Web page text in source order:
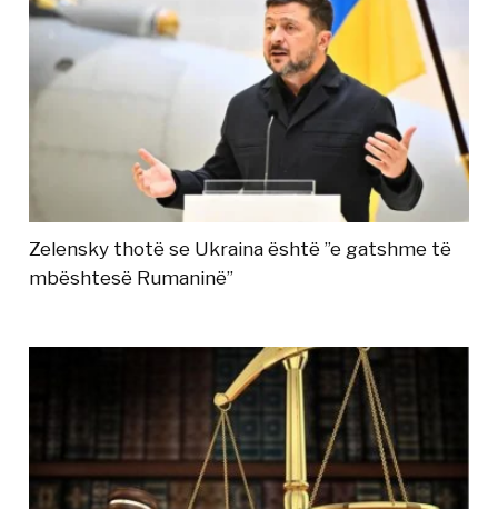
Zelensky thotë se Ukraina është ”e gatshme të
mbështesë Rumaninë”